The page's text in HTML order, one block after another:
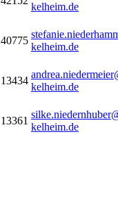
kelheim.de
40775
kelheim.de
13434
kelheim.de
13361
kelheim.de